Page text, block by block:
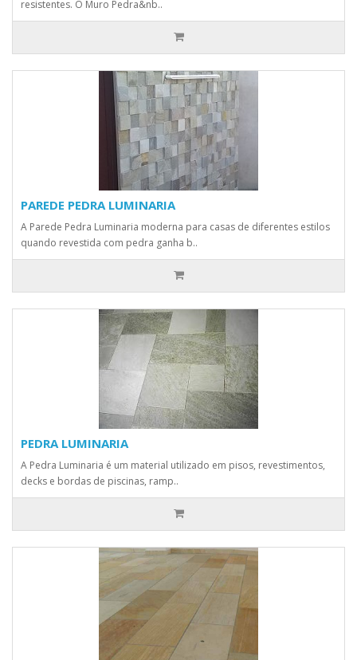
resistentes. O Muro Pedra&nb..
PAREDE PEDRA LUMINARIA
A Parede Pedra Luminaria moderna para casas de diferentes estilos
quando revestida com pedra ganha b..
PEDRA LUMINARIA
A Pedra Luminaria é um material utilizado em pisos, revestimentos,
decks e bordas de piscinas, ramp..